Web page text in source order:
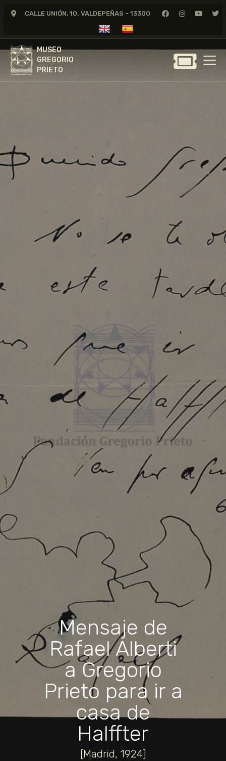
CALLE UNIÓN, 10. VALDEPEÑAS - 13300
MUSEO
GREGORIO
PRIETO
MUSEO
GREGORIO
PRIETO
GREGORIO PRIETO
FUNDACIÓN
TIENDA
Mensaje de
Rafael Alberti
a Gregorio
Prieto para ir a
casa de
Halffter
[Madrid, 1924]